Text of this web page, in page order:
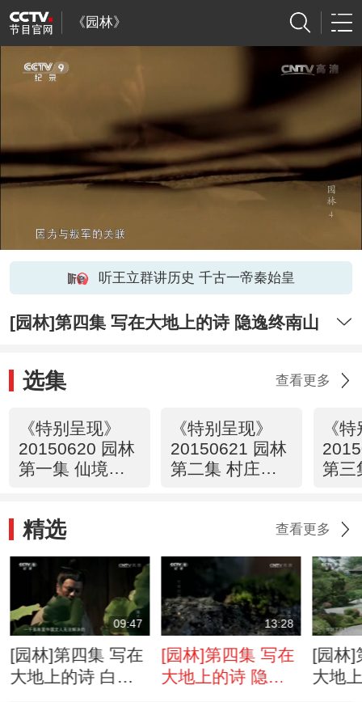
《园林》
听王立群讲历史 千古一帝秦始皇
[园林]第四集 写在大地上的诗 隐逸终南山
选集 查看更多
《特别呈现》
20150620 园林
第一集 仙境在
《特别呈现》
20150621 园林
第二集 村庄里
《
第三
精选 查看更多
09:47
[园林]第四集 写在
大地上的诗 白居
13:28
[园林]第四集 写在
大地上的诗 隐逸
[园林]
大地